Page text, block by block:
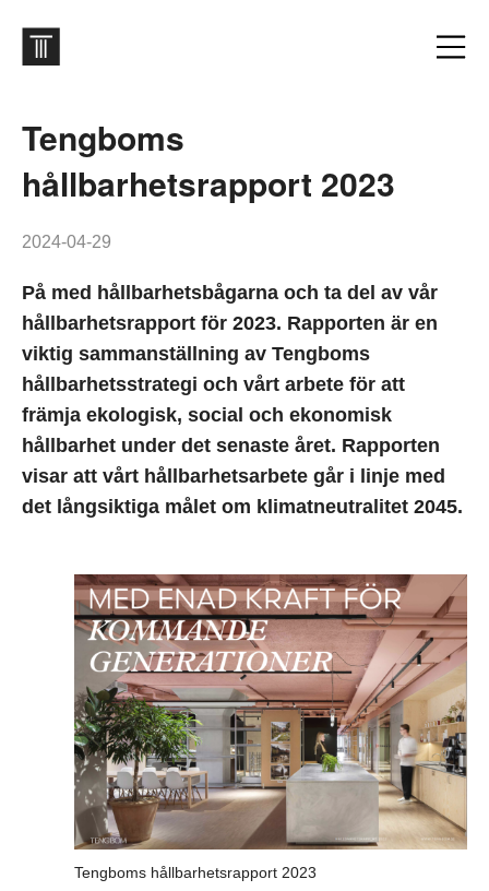
Tengboms
hållbarhetsrapport 2023
2024-04-29
På med hållbarhetsbågarna och ta del av vår
hållbarhetsrapport för 2023. Rapporten är en
viktig sammanställning av Tengboms
hållbarhetsstrategi och vårt arbete för att
främja ekologisk, social och ekonomisk
hållbarhet under det senaste året. Rapporten
visar att vårt hållbarhetsarbete går i linje med
det långsiktiga målet om klimatneutralitet 2045.
Tengboms hållbarhetsrapport 2023